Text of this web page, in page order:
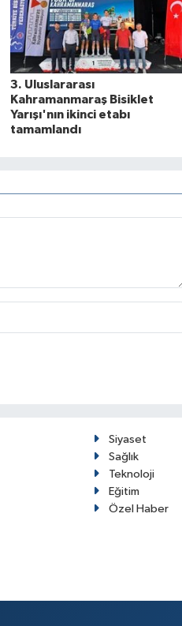
3. Uluslararası
Kahramanmaraş Bisiklet
Yarışı'nın ikinci etabı
tamamlandı
Siyaset
Sağlık
Teknoloji
Eğitim
Özel Haber